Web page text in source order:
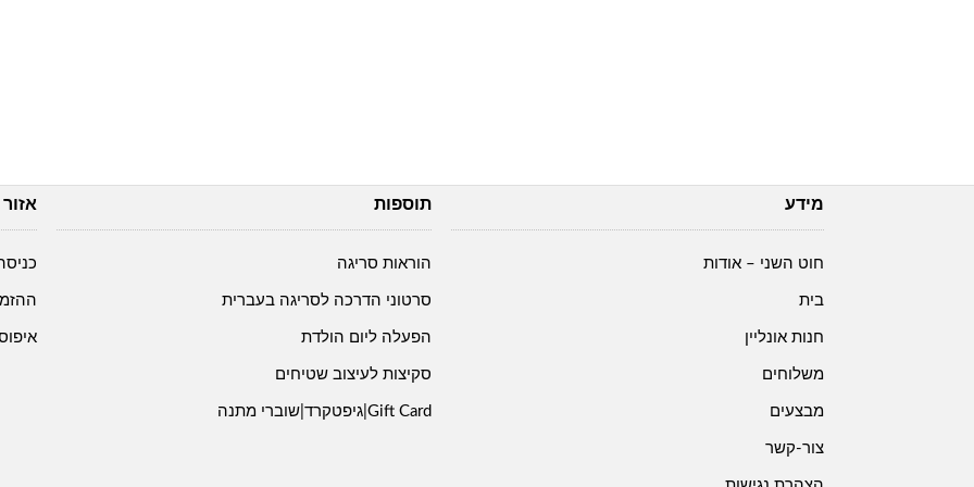
מידע
חוט השני – אודות
בית
חנות אונליין
משלוחים
מבצעים
צור-קשר
תוספות
הוראות סריגה
סרטוני הדרכה לסריגה בעברית
הפעלה ליום הולדת
סקיצות לעיצוב שטיחים
Gift Card|גיפטקרד|שוברי מתנה